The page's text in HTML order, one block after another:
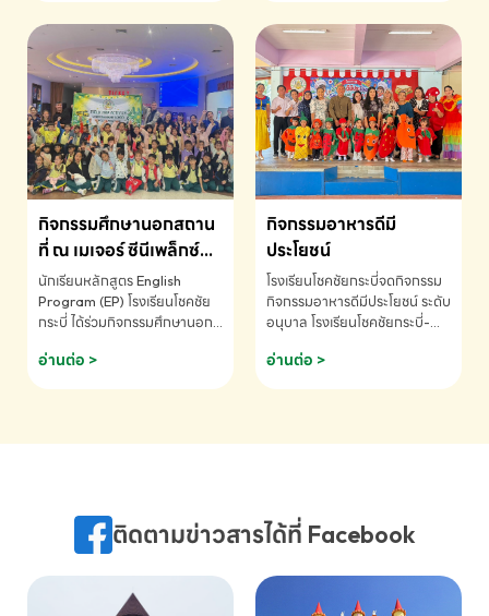
แข่งขันคณิตศาสตร์และคณิตคิด
เร็วนานาชาติ ครั้งที่ 46 ประจำปี
2569 ณ ประเทศสิงคโปร์
INTERNATIONAL
MATHEMATICS AND
MENTAL ARITHMETIC
COMPETITION 2026 - ถ้วย
รางวัลรองชนะเลิศอันดับที่ 2
Mental Arithmetic
Competition K2 - ถ้วยรางวัล
รองชนะเลิศอันดับที่ 2 Mental
K2(Grop) โรงเรียนโชคชัยกระบี่-
สอบถามข้อมูลเพิ่มเติม โทร.
075-691910
กิจกรรมศึกษานอกสถาน
ที่ ณ เมเจอร์ ซีนีเพล็กซ์
ระดับประถมศึกษา (EP.1-
6)
นักเรียนหลักสูตร English
Program (EP) โรงเรียนโชคชัย
กระบี่ ได้ร่วมกิจกรรมศึกษานอก
ชมภาพยนตร์ Toy Story 5
(Soundtrack)เพื่อเสริมทักษะ
ภาษา ผ่านประสบการณ์การเรียนรู้
075-691910
อ่านต่อ >
กิจกรรมอาหารดีมี
ประโยชน์
โรงเรียนโชคชัยกระบี่จดกิจกรรม
กิจกรรมอาหารดีมีประโยชน์ ระดับ
อนุบาล โรงเรียนโชคชัยกระบี่-
075-691910
อ่านต่อ >
ติดตามข่าวสารได้ที่ Facebook